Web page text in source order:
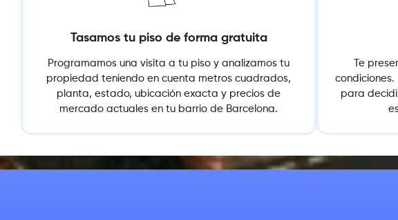
Tasamos tu piso de forma gratuita
Programamos una visita a tu piso y analizamos tu
propiedad teniendo en cuenta metros cuadrados,
planta, estado, ubicación exacta y precios de
mercado actuales en tu barrio de Barcelona.
Te
para